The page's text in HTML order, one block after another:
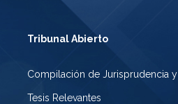
Tribunal Abierto
Compilación de Jurisprudencia y
Tesis Relevantes